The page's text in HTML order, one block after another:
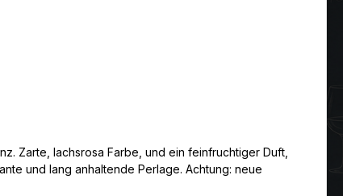
Zarte, lachsrosa Farbe, und ein feinfruchtiger Duft,
und lang anhaltende Perlage. Achtung: neue